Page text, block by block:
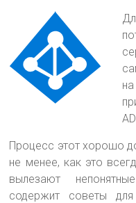
Процесс этот хорошо
не менее, как это
вылезают
содержит советы